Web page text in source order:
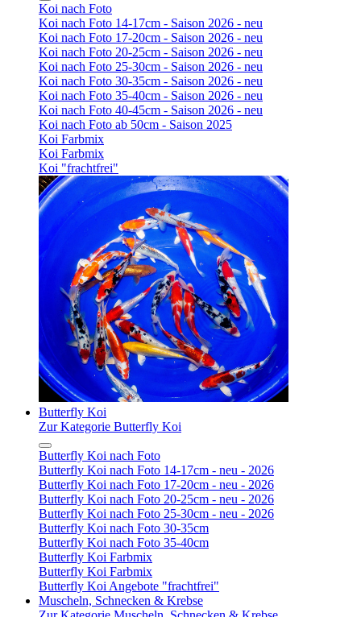
Koi nach Foto
Koi nach Foto 14-17cm - Saison 2026 - neu
Koi nach Foto 17-20cm - Saison 2026 - neu
Koi nach Foto 20-25cm - Saison 2026 - neu
Koi nach Foto 25-30cm - Saison 2026 - neu
Koi nach Foto 30-35cm - Saison 2026 - neu
Koi nach Foto 35-40cm - Saison 2026 - neu
Koi nach Foto 40-45cm - Saison 2026 - neu
Koi nach Foto ab 50cm - Saison 2025
Koi Farbmix
Koi Farbmix
Koi "frachtfrei"
Butterfly Koi
Zur Kategorie Butterfly Koi
Butterfly Koi nach Foto
Butterfly Koi nach Foto 14-17cm - neu - 2026
Butterfly Koi nach Foto 17-20cm - neu - 2026
Butterfly Koi nach Foto 20-25cm - neu - 2026
Butterfly Koi nach Foto 25-30cm - neu - 2026
Butterfly Koi nach Foto 30-35cm
Butterfly Koi nach Foto 35-40cm
Butterfly Koi Farbmix
Butterfly Koi Farbmix
Butterfly Koi Angebote "frachtfrei"
Muscheln, Schnecken & Krebse